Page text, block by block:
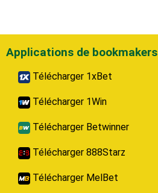
Applications de bookmakers
Télécharger 1xBet
Télécharger 1Win
Télécharger Betwinner
Télécharger 888Starz
Télécharger MelBet